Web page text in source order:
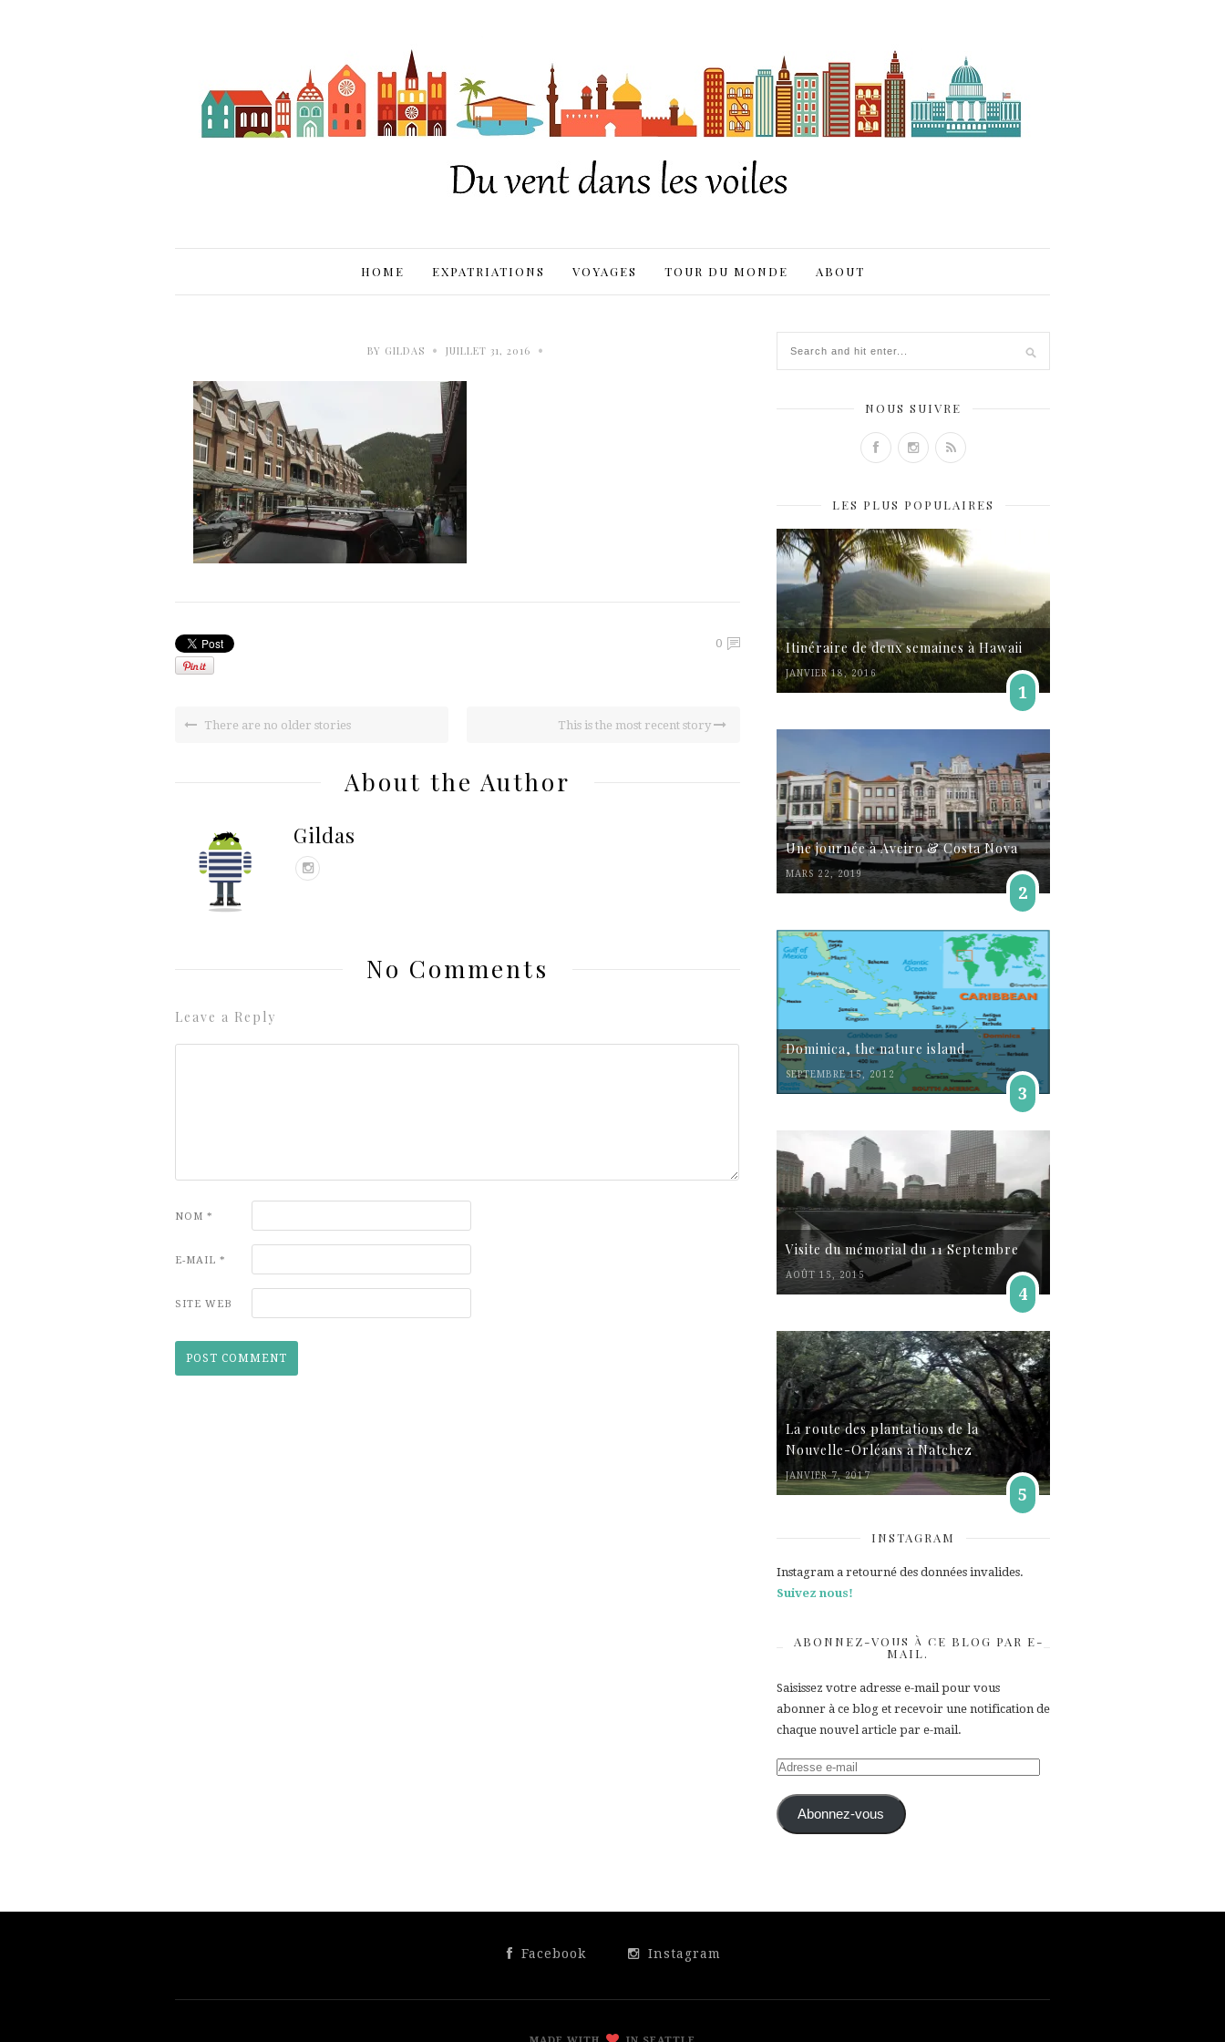
HOME EXPATRIATIONS VOYAGES TOUR DU MONDE ABOUT
BY GILDAS • JUILLET 31, 2016 •
0
There are no older stories This is the most recent story
About the Author
Gildas
No Comments
Leave a Reply
NOM *
E-MAIL *
SITE WEB
NOUS SUIVRE
LES PLUS POPULAIRES
Itinéraire de deux semaines à Hawaii
JANVIER 18, 2016
1
Une journée à Aveiro & Costa Nova
MARS 22, 2019
2
Dominica, the nature island
SEPTEMBRE 15, 2012
3
Visite du mémorial du 11 Septembre
AOÛT 15, 2015
4
La route des plantations de la
Nouvelle-Orléans à Natchez
JANVIER 7, 2017
5
INSTAGRAM
Instagram a retourné des données invalides.
Suivez nous!
ABONNEZ-VOUS À CE BLOG PAR E-
MAIL.
Saisissez votre adresse e-mail pour vous
abonner à ce blog et recevoir une notification de
chaque nouvel article par e-mail.
Adresse
mail Abonnez-vous
Facebook Instagram